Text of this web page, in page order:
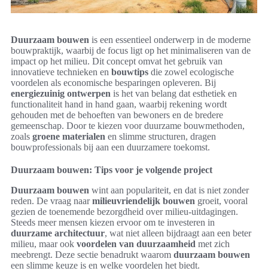
Duurzaam bouwen is een essentieel onderwerp in de moderne
bouwpraktijk, waarbij de focus ligt op het minimaliseren van de
impact op het milieu. Dit concept omvat het gebruik van
innovatieve technieken en bouwtips die zowel ecologische
voordelen als economische besparingen opleveren. Bij
energiezuinig ontwerpen is het van belang dat esthetiek en
functionaliteit hand in hand gaan, waarbij rekening wordt
gehouden met de behoeften van bewoners en de bredere
gemeenschap. Door te kiezen voor duurzame bouwmethoden,
zoals groene materialen en slimme structuren, dragen
bouwprofessionals bij aan een duurzamere toekomst.
Duurzaam bouwen: Tips voor je volgende project
Duurzaam bouwen wint aan populariteit, en dat is niet zonder
reden. De vraag naarmilieuvriendelijk bouwen groeit, vooral
gezien de toenemende bezorgdheid over milieu-uitdagingen.
Steeds meer mensen kiezen ervoor om te investeren in
duurzame architectuur, wat niet alleen bijdraagt aan een beter
milieu, maar ook voordelen van duurzaamheid met zich
meebrengt. Deze sectie benadrukt waarom duurzaam bouwen
een slimme keuze is en welke voordelen het biedt.